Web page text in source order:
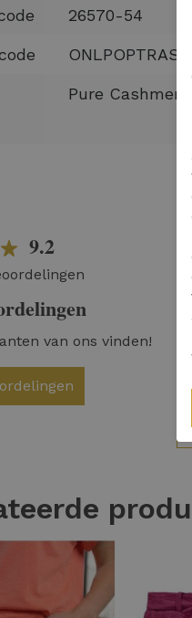
26570-54
Pure Cashmere
9.2
van ons vinden!